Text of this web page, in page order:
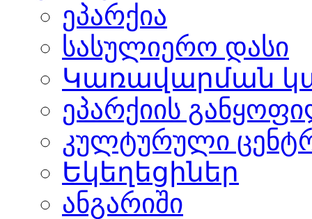
ეპარქია
სასულიერო დასი
Կառավարման
ეპარქიის
კულტურული
Եկեղեցիներ
ანგარიში